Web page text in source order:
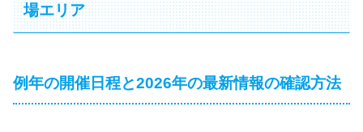
場エリア
例年の開催日程と2026年の最新情報の確認方法